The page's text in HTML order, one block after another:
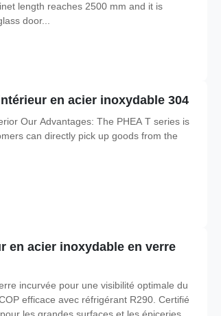
length reaches 2500 mm and it is
door...
en acier inoxydable 304
Our Advantages: The PHEA T series is
can directly pick up goods from the
en acier inoxydable en verre
incurvée pour une visibilité optimale du
efficace avec réfrigérant R290. Certifié